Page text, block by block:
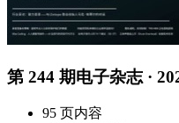
第 244 期电子杂志 ·
95 页内容